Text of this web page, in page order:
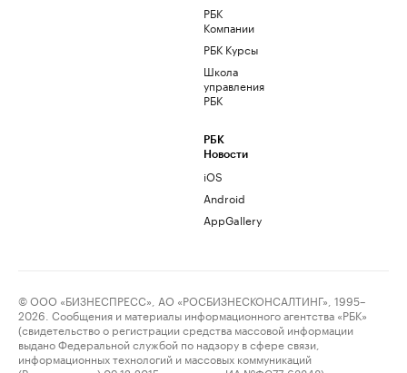
РБК
Компании
РБК Курсы
Школа
управления
РБК
РБК
Новости
iOS
Android
AppGallery
© ООО «БИЗНЕСПРЕСС», АО «РОСБИЗНЕСКОНСАЛТИНГ», 1995–
2026. Сообщения и материалы информационного агентства «РБК»
(свидетельство о регистрации средства массовой информации
выдано Федеральной службой по надзору в сфере связи,
информационных технологий и массовых коммуникаций